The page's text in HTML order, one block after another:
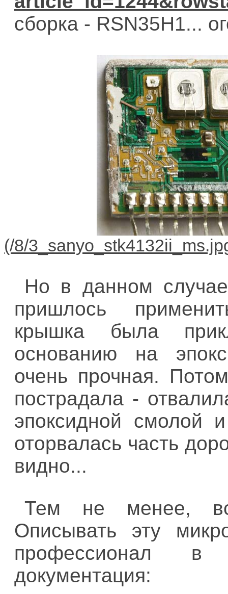
сборка - RSN35H1...
Но в данном
пришлось
крышка была
основанию на
очень прочная.
пострадала -
эпоксидной смолой
оторвалась часть
видно...
Тем не менее,
Описывать эту
профессионал
документация: